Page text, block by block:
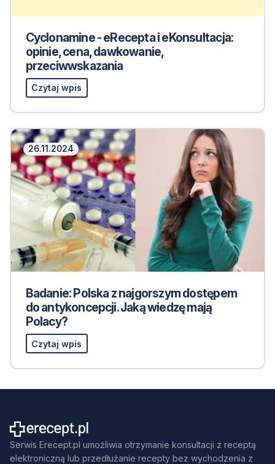
Cyclonamine - eRecepta i eKonsultacja:
opinie, cena, dawkowanie,
przeciwwskazania
Czytaj wpis
26.11.2024
Badanie: Polska z najgorszym dostępem
do antykoncepcji. Jaką wiedzę mają
Polacy?
Czytaj wpis
Serwis Erecept.pl umożliwia otrzymanie konsultacji z receptą
elektroniczną lub przedłużanie recepty bez wychodzenia z